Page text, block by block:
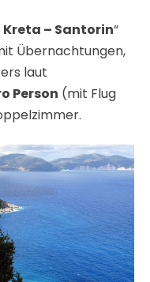
– Santorin“
Übernachtungen,
laut
Person (mit Flug